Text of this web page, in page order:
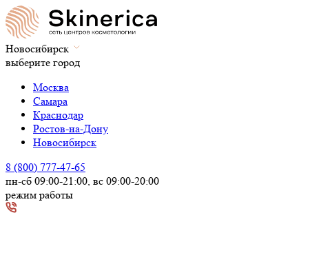
Новосибирск
выберите город
Москва
Самара
Краснодар
Ростов-на-Дону
Новосибирск
8 (800) 777-47-65
пн-сб 09:00-21:00, вс 09:00-20:00
режим работы